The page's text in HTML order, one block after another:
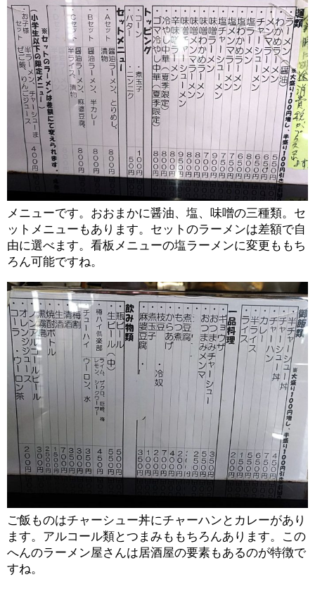
メニューです。おおまかに醤油、塩、味噌の三種類。セ
ットメニューもあります。セットのラーメンは差額で自
由に選べます。看板メニューの塩ラーメンに変更ももち
ろん可能ですね。
ご飯ものはチャーシュー丼にチャーハンとカレーがあり
ます。アルコール類とつまみももちろんあります。この
へんのラーメン屋さんは居酒屋の要素もあるのが特徴で
すね。